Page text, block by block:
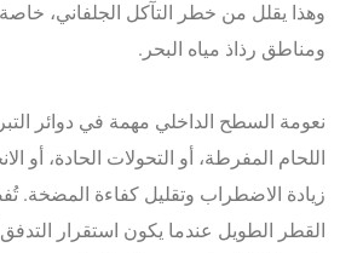
وهذا يقلل من خطر التآكل الجلفاني،
ومناطق رذاذ مياه البحر.
نعومة السطح الداخلي مهمة في دوائر
اللحام المفرطة، أو التحولات الحادة، أو
زيادة الاضطراب وتقليل كفاءة المضخة.
القطر الطويل عندما يكون استقرار التدفق